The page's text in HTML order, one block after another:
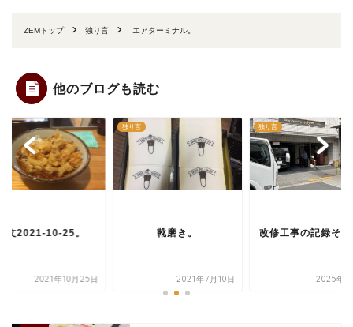
ZEMトップ 独り言 エアターミナル。
他のブログも読む
文2021-10-25。
2021年10月25日
独り言
靴磨き。
2021年7月10日
独り言
改修工事の記録そ
2025年3